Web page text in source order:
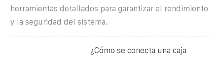
herramientas detallados para garantizar el rendimiento
y la seguridad del sistema.
¿Cómo se conecta una caja